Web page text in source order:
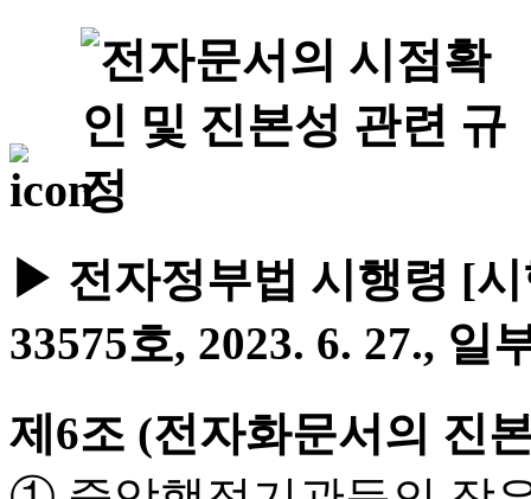
▶ 전자정부법 시행령 [
33575호, 2023. 6. 27., 일
제6조 (전자화문서의 진